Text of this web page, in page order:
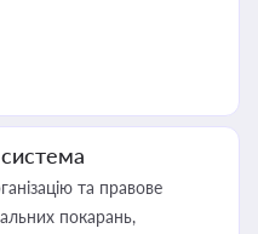
та правове
покарань,